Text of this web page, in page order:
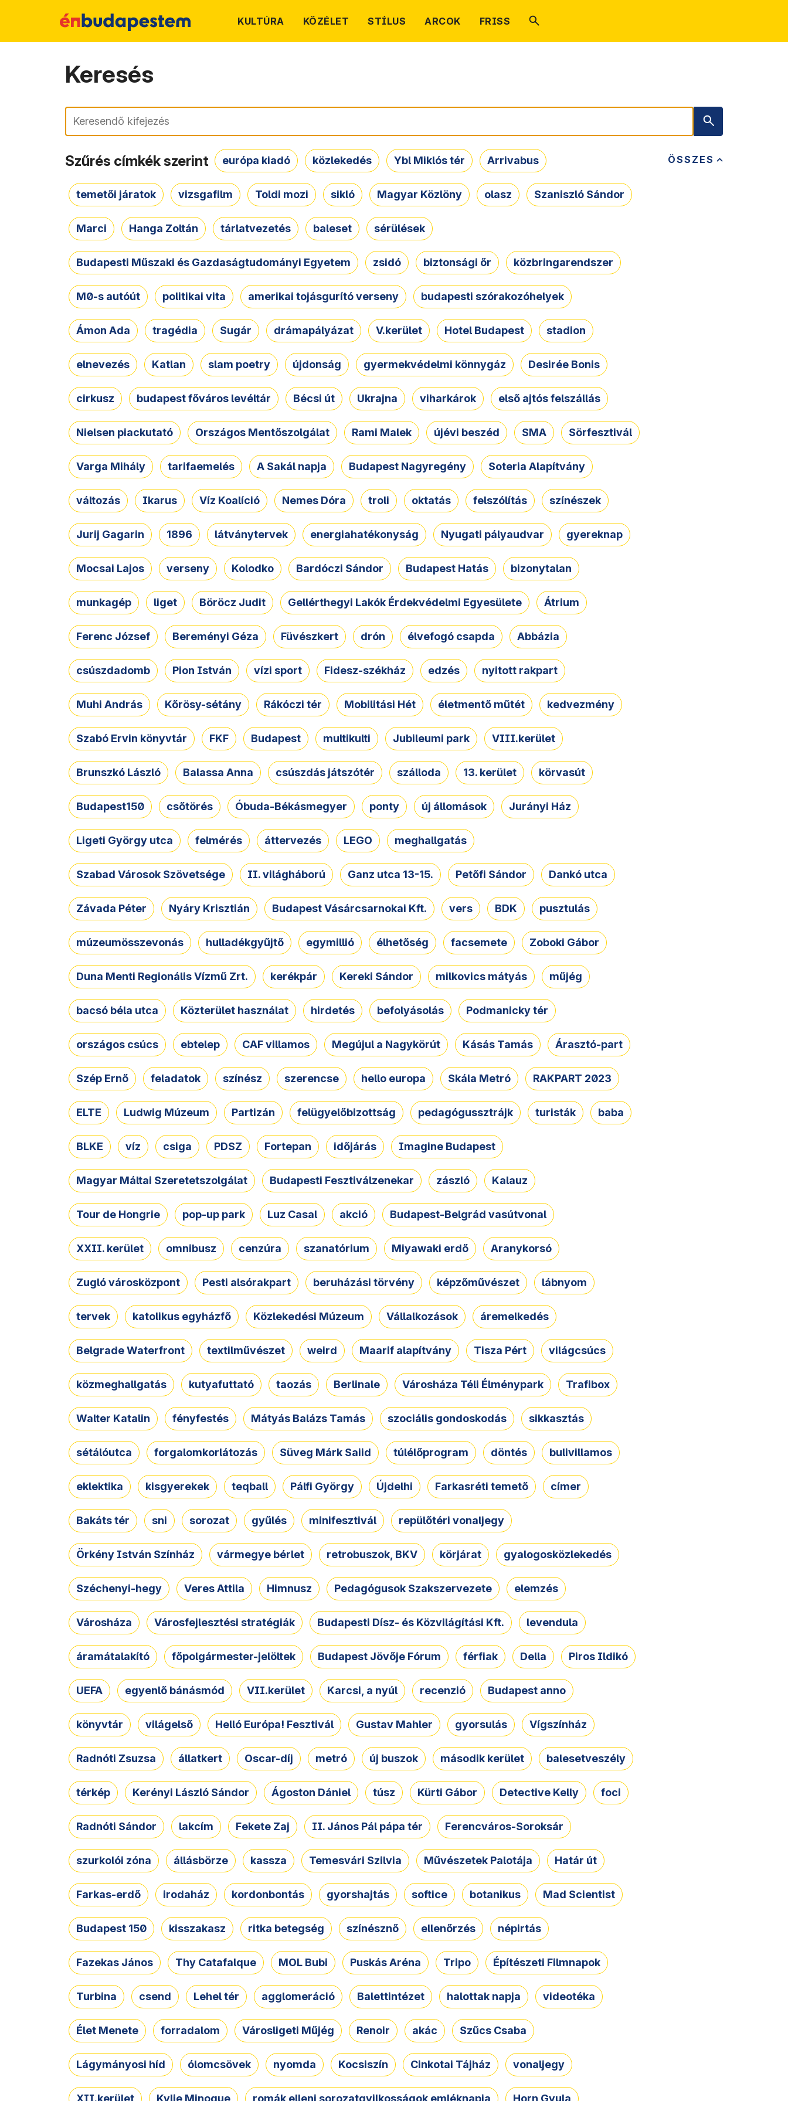
KULTÚRA KÖZÉLET STÍLUS ARCOK FRISS
Keresés
Keresés
ÖSSZES
Szűrés címkék szerint európa kiadó közlekedés Ybl Miklós tér Arrivabus
temetői járatok vizsgafilm Toldi mozi sikló Magyar Közlöny olasz Szaniszló Sándor
Marci Hanga Zoltán tárlatvezetés baleset sérülések
Budapesti Műszaki és Gazdaságtudományi Egyetem zsidó biztonsági őr közbringarendszer
M0-s autóút politikai vita amerikai tojásgurító verseny budapesti szórakozóhelyek
Ámon Ada tragédia Sugár drámapályázat V.kerület Hotel Budapest stadion
elnevezés Katlan slam poetry újdonság gyermekvédelmi könnygáz Desirée Bonis
cirkusz budapest főváros levéltár Bécsi út Ukrajna viharkárok első ajtós felszállás
Nielsen piackutató Országos Mentőszolgálat Rami Malek újévi beszéd SMA Sörfesztivál
Varga Mihály tarifaemelés A Sakál napja Budapest Nagyregény Soteria Alapítvány
változás Ikarus Víz Koalíció Nemes Dóra troli oktatás felszólítás színészek
Jurij Gagarin 1896 látványtervek energiahatékonyság Nyugati pályaudvar gyereknap
Mocsai Lajos verseny Kolodko Bardóczi Sándor Budapest Hatás bizonytalan
munkagép liget Böröcz Judit Gellérthegyi Lakók Érdekvédelmi Egyesülete Átrium
Ferenc József Bereményi Géza Füvészkert drón élvefogó csapda Abbázia
csúszdadomb Pion István vízi sport Fidesz-székház edzés nyitott rakpart
Muhi András Kőrösy-sétány Rákóczi tér Mobilitási Hét életmentő műtét kedvezmény
Szabó Ervin könyvtár FKF Budapest multikulti Jubileumi park VIII.kerület
Brunszkó László Balassa Anna csúszdás játszótér szálloda 13. kerület körvasút
Budapest150 csőtörés Óbuda-Békásmegyer ponty új állomások Jurányi Ház
Ligeti György utca felmérés áttervezés LEGO meghallgatás
Szabad Városok Szövetsége II. világháború Ganz utca 13-15. Petőfi Sándor Dankó utca
Závada Péter Nyáry Krisztián Budapest Vásárcsarnokai Kft. vers BDK pusztulás
múzeumösszevonás hulladékgyűjtő egymillió élhetőség facsemete Zoboki Gábor
Duna Menti Regionális Vízmű Zrt. kerékpár Kereki Sándor milkovics mátyás műjég
bacsó béla utca Közterület használat hirdetés befolyásolás Podmanicky tér
országos csúcs ebtelep CAF villamos Megújul a Nagykörút Kásás Tamás Árasztó-part
Szép Ernő feladatok színész szerencse hello europa Skála Metró RAKPART 2023
ELTE Ludwig Múzeum Partizán felügyelőbizottság pedagógussztrájk turisták baba
BLKE víz csiga PDSZ Fortepan időjárás Imagine Budapest
Magyar Máltai Szeretetszolgálat Budapesti Fesztiválzenekar zászló Kalauz
Tour de Hongrie pop-up park Luz Casal akció Budapest-Belgrád vasútvonal
XXII. kerület omnibusz cenzúra szanatórium Miyawaki erdő Aranykorsó
Zugló városközpont Pesti alsórakpart beruházási törvény képzőművészet lábnyom
tervek katolikus egyházfő Közlekedési Múzeum Vállalkozások áremelkedés
Belgrade Waterfront textilművészet weird Maarif alapítvány Tisza Pért világcsúcs
közmeghallgatás kutyafuttató taozás Berlinale Városháza Téli Élménypark Trafibox
Walter Katalin fényfestés Mátyás Balázs Tamás szociális gondoskodás sikkasztás
sétálóutca forgalomkorlátozás Süveg Márk Saiid túlélőprogram döntés bulivillamos
eklektika kisgyerekek teqball Pálfi György Újdelhi Farkasréti temető címer
Bakáts tér sni sorozat gyűlés minifesztivál repülőtéri vonaljegy
Örkény István Színház vármegye bérlet retrobuszok, BKV körjárat gyalogosközlekedés
Széchenyi-hegy Veres Attila Himnusz Pedagógusok Szakszervezete elemzés
Városháza Városfejlesztési stratégiák Budapesti Dísz- és Közvilágítási Kft. levendula
áramátalakító főpolgármester-jelöltek Budapest Jövője Fórum férfiak Della Piros Ildikó
UEFA egyenlő bánásmód VII.kerület Karcsi, a nyúl recenzió Budapest anno
könyvtár világelső Helló Európa! Fesztivál Gustav Mahler gyorsulás Vígszínház
Radnóti Zsuzsa állatkert Oscar-díj metró új buszok második kerület balesetveszély
térkép Kerényi László Sándor Ágoston Dániel túsz Kürti Gábor Detective Kelly foci
Radnóti Sándor lakcím Fekete Zaj II. János Pál pápa tér Ferencváros-Soroksár
szurkolói zóna állásbörze kassza Temesvári Szilvia Művészetek Palotája Határ út
Farkas-erdő irodaház kordonbontás gyorshajtás softice botanikus Mad Scientist
Budapest 150 kisszakasz ritka betegség színésznő ellenőrzés népirtás
Fazekas János Thy Catafalque MOL Bubi Puskás Aréna Tripo Építészeti Filmnapok
Turbina csend Lehel tér agglomeráció Balettintézet halottak napja videotéka
Élet Menete forradalom Városligeti Műjég Renoir akác Szűcs Csaba
Lágymányosi híd ólomcsövek nyomda Kocsiszín Cinkotai Tájház vonaljegy
XII.kerület Kylie Minogue romák elleni sorozatgyilkosságok emléknapja Horn Gyula